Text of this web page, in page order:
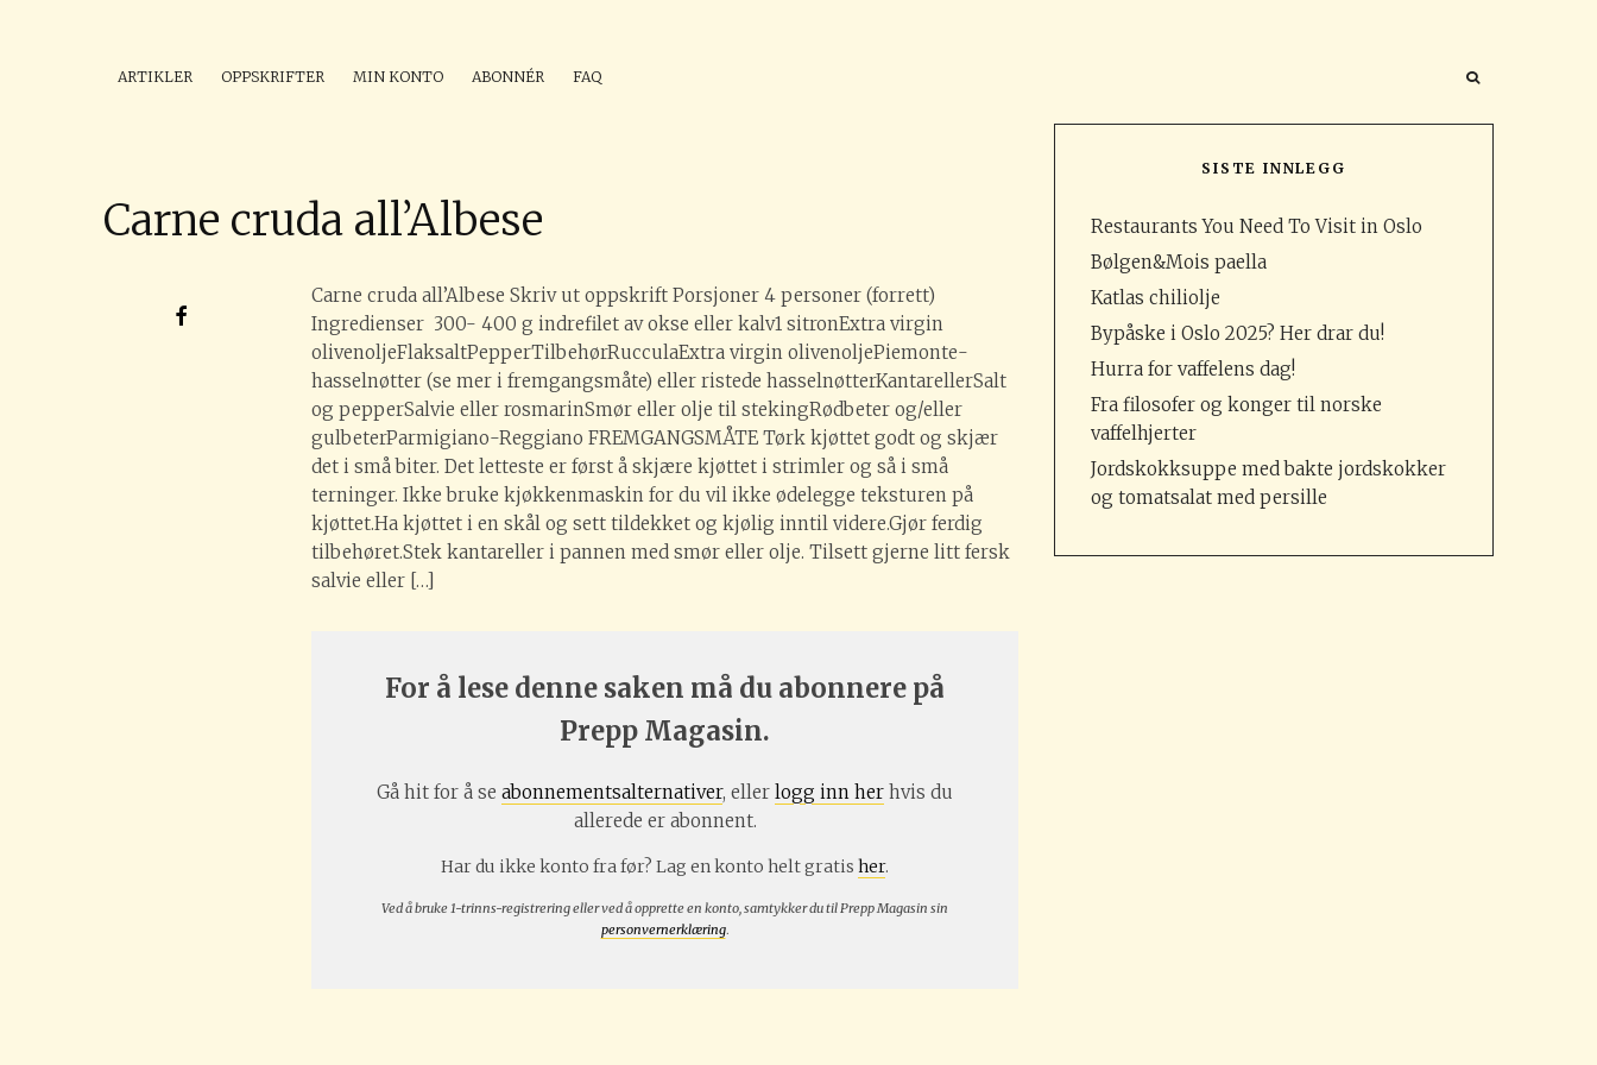
ARTIKLER OPPSKRIFTER MIN KONTO ABONNÉR FAQ
Carne cruda all’Albese
Carne cruda all’Albese Skriv ut oppskrift Porsjoner 4 personer (forrett)
Ingredienser 300- 400 g indrefilet av okse eller kalv1 sitronExtra virgin
olivenoljeFlaksaltPepperTilbehørRucculaExtra virgin olivenoljePiemonte-
hasselnøtter (se mer i fremgangsmåte) eller ristede hasselnøtterKantarellerSalt
og pepperSalvie eller rosmarinSmør eller olje til stekingRødbeter og/eller
gulbeterParmigiano-Reggiano FREMGANGSMÅTE Tørk kjøttet godt og skjær
det i små biter. Det letteste er først å skjære kjøttet i strimler og så i små
terninger. Ikke bruke kjøkkenmaskin for du vil ikke ødelegge teksturen på
kjøttet.Ha kjøttet i en skål og sett tildekket og kjølig inntil videre.Gjør ferdig
tilbehøret.Stek kantareller i pannen med smør eller olje. Tilsett gjerne litt fersk
salvie eller […]
For å lese denne saken må du abonnere på
Prepp Magasin.
Gå hit for å se abonnementsalternativer, eller logg inn her hvis du
allerede er abonnent.
Har du ikke konto fra før? Lag en konto helt gratis her.
Ved å bruke 1-trinns-registrering eller ved å opprette en konto, samtykker du til Prepp Magasin sin
personvernerklæring.
SISTE INNLEGG
Restaurants You Need To Visit in Oslo
Bølgen&Mois paella
Katlas chiliolje
Bypåske i Oslo 2025? Her drar du!
Hurra for vaffelens dag!
Fra filosofer og konger til norske
vaffelhjerter
Jordskokksuppe med bakte jordskokker
og tomatsalat med persille